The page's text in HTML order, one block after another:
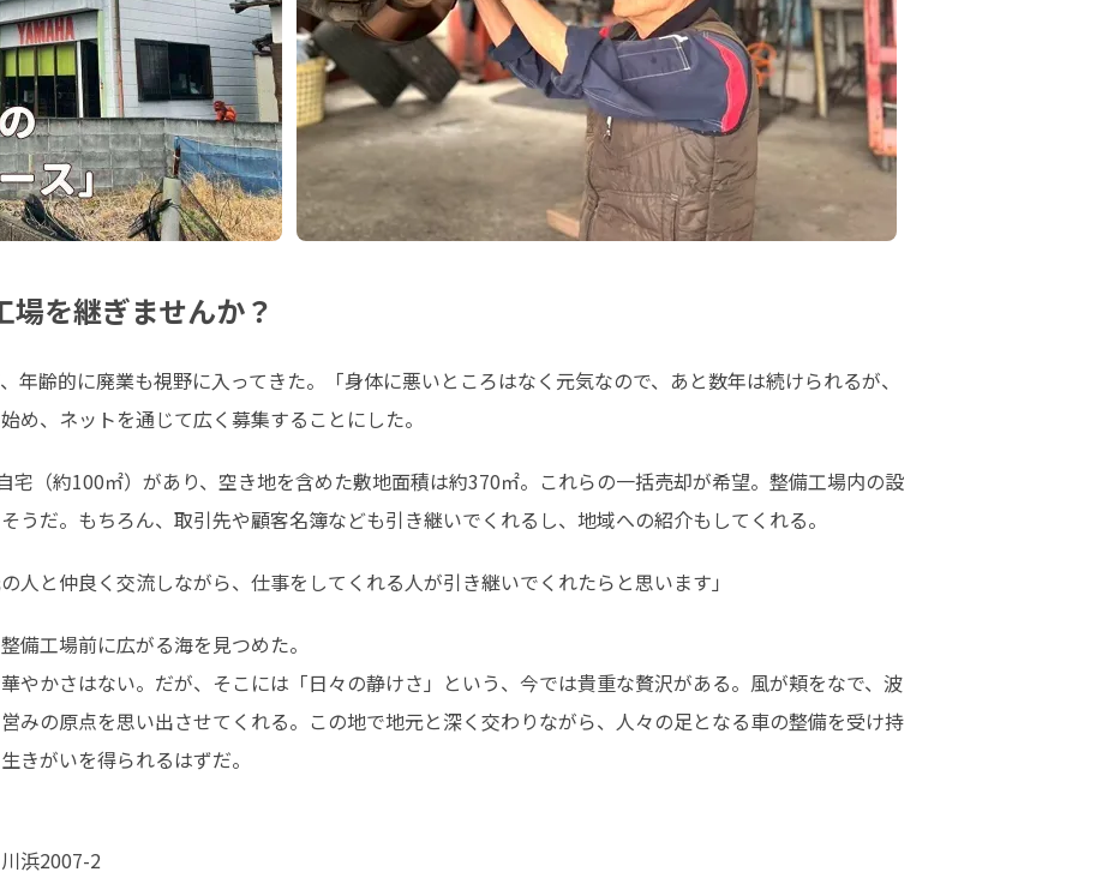
を継ぎませんか？
齢的に廃業も視野に入ってきた。「身体に悪いところはなく元気なので、あと数年は続けられるが、
、ネットを通じて広く募集することにした。
（約100㎡）があり、空き地を含めた敷地面積は約370㎡。これらの一括売却が希望。整備工場内の設
うだ。もちろん、取引先や顧客名簿なども引き継いでくれるし、地域への紹介もしてくれる。
人と仲良く交流しながら、仕事をしてくれる人が引き継いでくれたらと思います」
備工場前に広がる海を見つめた。
やかさはない。だが、そこには「日々の静けさ」という、今では貴重な贅沢がある。風が頬をなで、波
みの原点を思い出させてくれる。この地で地元と深く交わりながら、人々の足となる車の整備を受け持
きがいを得られるはずだ。
浜2007-2